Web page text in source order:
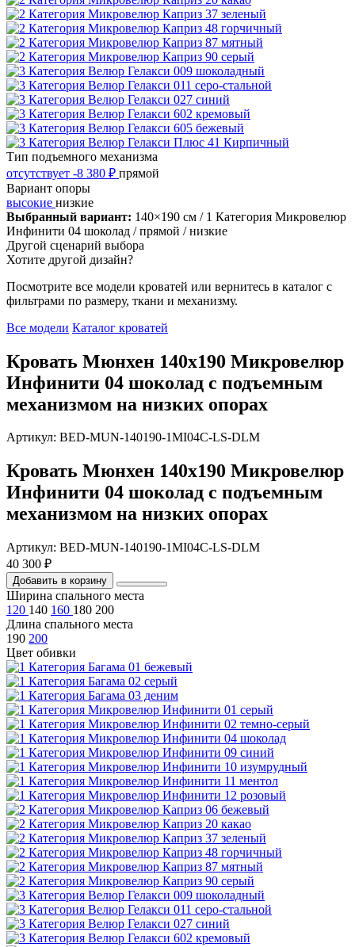
Тип подъемного механизма
отсутствует -8 380 ₽ прямой
Вариант опоры
высокие низкие
Выбранный вариант: 140×190 см / 1 Категория Микровелюр
Инфинити 04 шоколад / прямой / низкие
Другой сценарий выбора
Хотите другой дизайн?
Посмотрите все модели кроватей или вернитесь в каталог с
фильтрами по размеру, ткани и механизму.
Все модели Каталог кроватей
Кровать Мюнхен 140х190 Микровелюр
Инфинити 04 шоколад с подъемным
механизмом на низких опорах
Артикул: BED-MUN-140190-1MI04C-LS-DLM
Кровать Мюнхен 140х190 Микровелюр
Инфинити 04 шоколад с подъемным
механизмом на низких опорах
Артикул: BED-MUN-140190-1MI04C-LS-DLM
40 300 ₽
Добавить в корзину
Ширина спального места
120 140 160 180 200
Длина спального места
190 200
Цвет обивки